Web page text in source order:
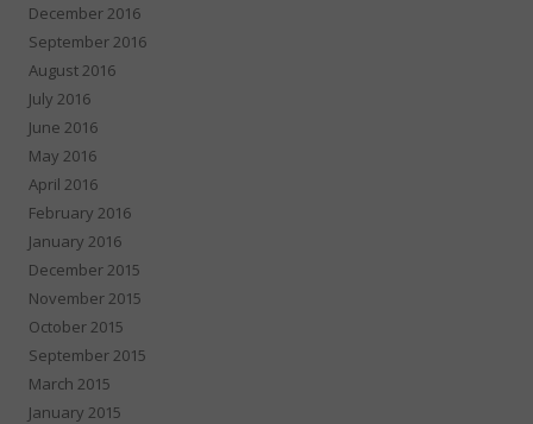
December 2016
September 2016
August 2016
July 2016
June 2016
May 2016
April 2016
February 2016
January 2016
December 2015
November 2015
October 2015
September 2015
March 2015
January 2015